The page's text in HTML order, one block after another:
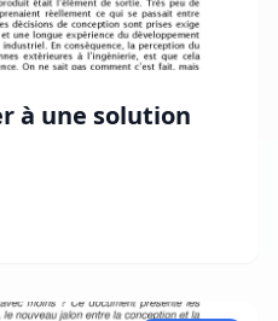
à une solution